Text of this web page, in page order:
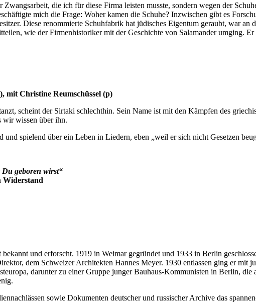
die ich für diese Firma leisten musste, sondern wegen der
mich die Frage: Woher kamen die Schuhe? Inzwischen gibt es
Diese renommierte Schuhfabrik hat jüdisches Eigentum geraubt, war an
wie der Firmenhistoriker mit der Geschichte von Salamander umging.
mit Christine Reumschüssel (p)
scheint der Sirtaki schlechthin. Sein Name ist mit den Kämpfen des
wir wissen über ihn.
spielend über ein Leben in Liedern, eben „weil er sich nicht Gesetzen
geboren wirst“
Widerstand
und erforscht. 1919 in Weimar gegründet und 1933 in Berlin
dem Schweizer Architekten Hannes Meyer. 1930 entlassen ging er mit
darunter zu einer Gruppe junger Bauhaus-Kommunisten in Berlin, die
sowie Dokumenten deutscher und russischer Archive das